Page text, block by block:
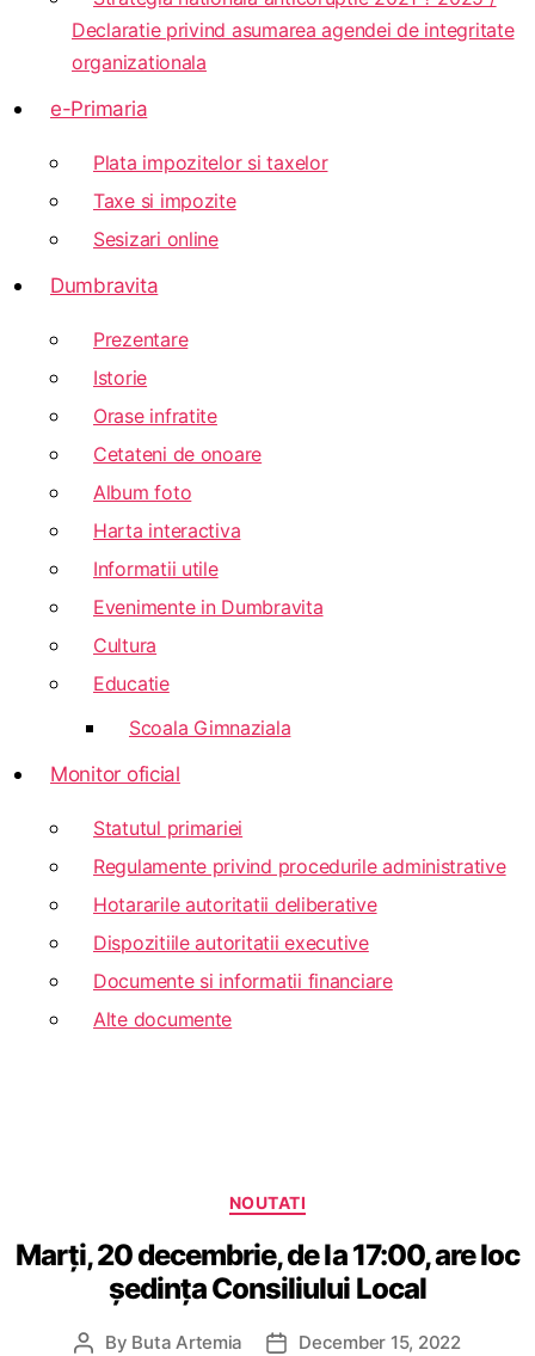
Declaratie privind asumarea agendei de integritate
organizationala
e-Primaria
Plata impozitelor si taxelor
Taxe si impozite
Sesizari online
Dumbravita
Prezentare
Istorie
Orase infratite
Cetateni de onoare
Album foto
Harta interactiva
Informatii utile
Evenimente in Dumbravita
Cultura
Educatie
Scoala Gimnaziala
Monitor oficial
Statutul primariei
Regulamente privind procedurile administrative
Hotararile autoritatii deliberative
Dispozitiile autoritatii executive
Documente si informatii financiare
Alte documente
Categories
NOUTATI
Marți, 20 decembrie, de la 17:00, are loc
ședința Consiliului Local
Post
By Buta Artemia
PostDecember 15, 2022